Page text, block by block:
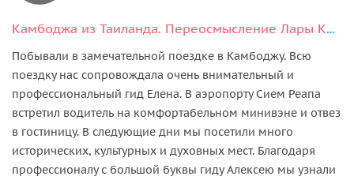
Камбоджа из Таиланда. Переосмысление Лары Крофт. Два дня
Побывали в замечательной поездке в Камбоджу. Всю
поездку нас сопровождала очень внимательный и
профессиональный гид Елена. В аэропорту Сием Реапа
встретил водитель на комфортабельном минивэне и отвез
в гостиницу. В следующие дни мы посетили много
исторических, культурных и духовных мест. Благодаря
профессионалу с большой буквы гиду Алексею мы узнали